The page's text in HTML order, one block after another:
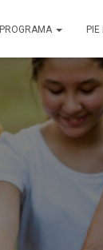
PROGRAMA